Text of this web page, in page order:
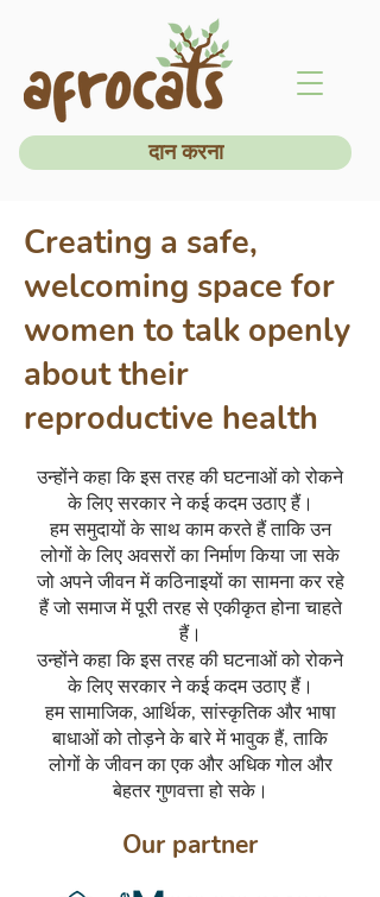
दान करना
Creating a safe,
welcoming space for
women to talk openly
about their
reproductive health
उन्होंने कहा कि इस तरह की घटनाओं को रोकने
के लिए सरकार ने कई कदम उठाए हैं।
हम समुदायों के साथ काम करते हैं ताकि उन
लोगों के लिए अवसरों का निर्माण किया जा सके
जो अपने जीवन में कठिनाइयों का सामना कर रहे
हैं जो समाज में पूरी तरह से एकीकृत होना चाहते
हैं।
उन्होंने कहा कि इस तरह की घटनाओं को रोकने
के लिए सरकार ने कई कदम उठाए हैं।
हम सामाजिक, आर्थिक, सांस्कृतिक और भाषा
बाधाओं को तोड़ने के बारे में भावुक हैं, ताकि
लोगों के जीवन का एक और अधिक गोल और
बेहतर गुणवत्ता हो सके।
Our partner